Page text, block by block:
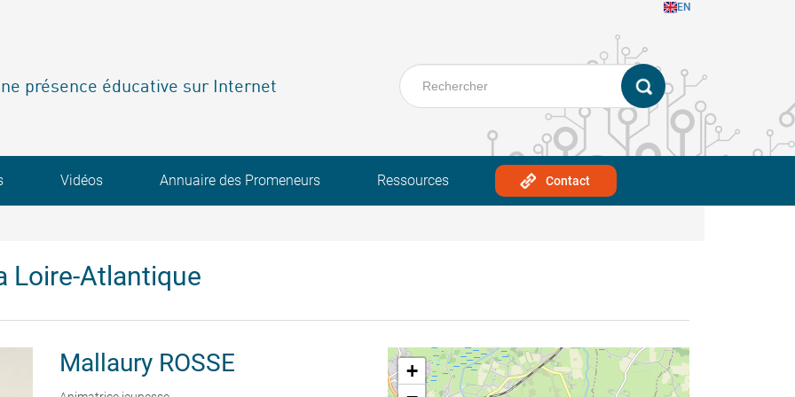
EN
présence éducative sur Internet
Vidéos Annuaire des Promeneurs Ressources Contact
Loire-Atlantique
Mallaury ROSSE
+